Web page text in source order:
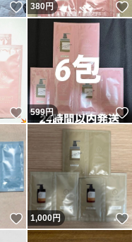
いいね！
380円
いいね！
599円
いいね！
1,000円